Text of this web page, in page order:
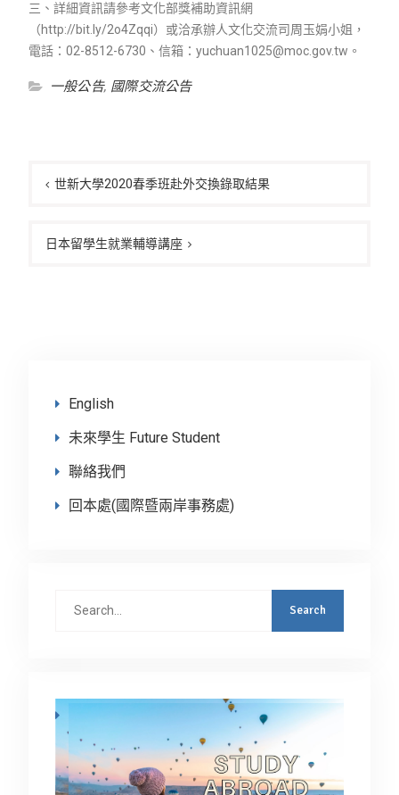
三、詳細資訊請參考文化部獎補助資訊網
（http://bit.ly/2o4Zqqi）或洽承辦人文化交流司周玉娟小姐，
電話：02-8512-6730、信箱：yuchuan1025@moc.gov.tw。
一般公告, 國際交流公告
章
覽
世新大學2020春季班赴外交換錄取結果
日本留學生就業輔導講座
English
未來學生 Future Student
聯絡我們
回本處(國際暨兩岸事務處)